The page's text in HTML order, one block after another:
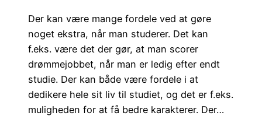
Der kan være mange fordele ved at gøre
noget ekstra, når man studerer. Det kan
f.eks. være det der gør, at man scorer
drømmejobbet, når man er ledig efter endt
studie. Der kan både være fordele i at
dedikere hele sit liv til studiet, og det er f.eks.
muligheden for at få bedre karakterer. Der…